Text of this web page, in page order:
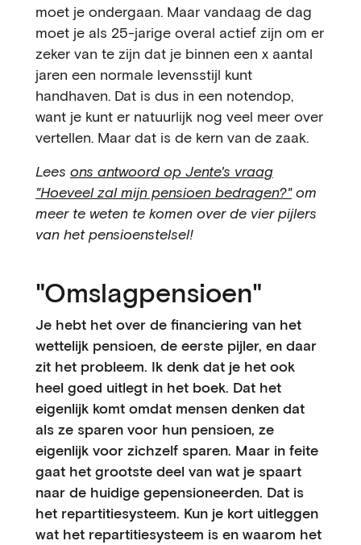
moet je ondergaan. Maar vandaag de dag
moet je als 25-jarige overal actief zijn om er
zeker van te zijn dat je binnen een x aantal
jaren een normale levensstijl kunt
handhaven. Dat is dus in een notendop,
want je kunt er natuurlijk nog veel meer over
vertellen. Maar dat is de kern van de zaak.
Lees ons antwoord op Jente's vraag
"Hoeveel zal mijn pensioen bedragen?"om
meer te weten te komen over de vier pijlers
van het pensioenstelsel!
"Omslagpensioen"
Je hebt het over de financiering van het
wettelijk pensioen, de eerste pijler, en daar
zit het probleem. Ik denk dat je het ook
heel goed uitlegt in het boek. Dat het
eigenlijk komt omdat mensen denken dat
als ze sparen voor hun pensioen, ze
eigenlijk voor zichzelf sparen. Maar in feite
gaat het grootste deel van wat je spaart
naar de huidige gepensioneerden. Dat is
het repartitiesysteem. Kun je kort uitleggen
wat het repartitiesysteem is en waarom het